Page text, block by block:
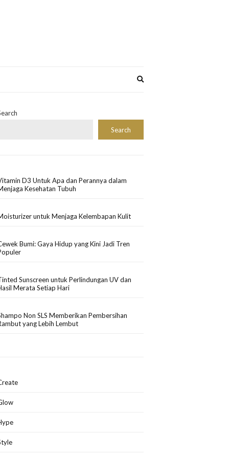
Search
D3 Untuk Apa dan Perannya dalam
Kesehatan Tubuh
untuk Menjaga Kelembapan Kulit
Bumi: Gaya Hidup yang Kini Jadi Tren
Sunscreen untuk Perlindungan UV dan
Merata Setiap Hari
Non SLS Memberikan Pembersihan
yang Lebih Lembut